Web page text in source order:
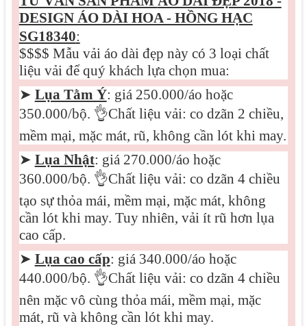
DESIGN ÁO DÀI HOA - HỒNG HẠC
SG18340:
$$$$ Mẫu vải áo dài đẹp này có 3 loại chất
liệu vải để quý khách lựa chọn mua:
➤ Lụa Tằm Ý: giá 250.000/áo hoặc
350.000/bộ. 👌Chất liệu vải: co dzãn 2 chiều,
mềm mại, mặc mát, rũ, không cần lót khi may.
➤ Lụa Nhật: giá 270.000/áo hoặc
360.000/bộ. 👌Chất liệu vải: co dzãn 4 chiều
tạo sự thỏa mái, mềm mại, mặc mát, không
cần lót khi may. Tuy nhiên, vải ít rũ hơn lụa
cao cấp.
➤ Lụa cao cấp: giá 340.000/áo hoặc
440.000/bộ. 👌Chất liệu vải: co dzãn 4 chiều
nên mặc vô cùng thỏa mái, mềm mại, mặc
mát, rũ và không cần lót khi may.